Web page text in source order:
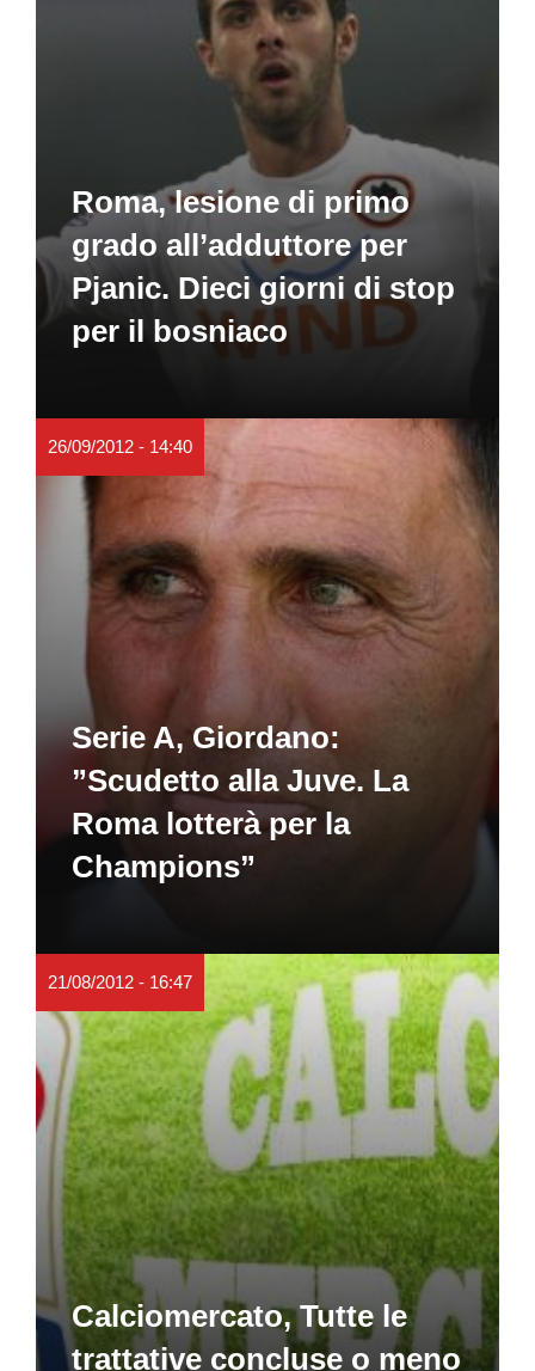
Roma, lesione di primo
grado all’adduttore per
Pjanic. Dieci giorni di stop
per il bosniaco
26/09/2012 - 14:40
Serie A, Giordano:
”Scudetto alla Juve. La
Roma lotterà per la
Champions”
21/08/2012 - 16:47
Calciomercato, Tutte le
trattative concluse o meno